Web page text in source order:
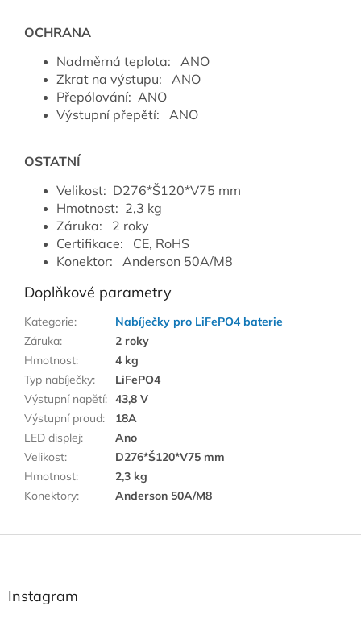
OCHRANA
Nadměrná teplota: ANO
Zkrat na výstupu: ANO
Přepólování: ANO
Výstupní přepětí: ANO
OSTATNÍ
Velikost: D276*Š120*V75 mm
Hmotnost: 2,3 kg
Záruka: 2 roky
Certifikace: CE, RoHS
Konektor: Anderson 50A/M8
Doplňkové parametry
Kategorie:
Nabíječky pro LiFePO4 baterie
Záruka:
2 roky
Hmotnost:
4 kg
Typ nabíječky:
LiFePO4
Výstupní napětí: 43,8 V
Výstupní proud:
18A
LED displej:
Ano
Velikost:
D276*Š120*V75 mm
Hmotnost:
2,3 kg
Konektory: Anderson 50A/M8
Z
Instagram